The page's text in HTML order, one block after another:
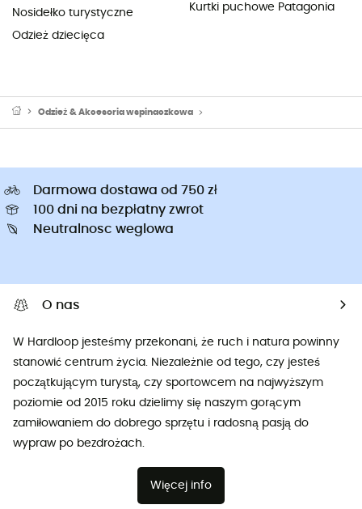
Nosidełko turystyczne
Odzież dziecięca
Kurtki puchowe Patagonia
Odzież & Akcesoria wspinaczkowa
Darmowa dostawa od 750 zł
100 dni na bezpłatny zwrot
Neutralnosc weglowa
O nas
W Hardloop jesteśmy przekonani, że ruch i natura powinny
stanowić centrum życia. Niezależnie od tego, czy jesteś
początkującym turystą, czy sportowcem na najwyższym
poziomie od 2015 roku dzielimy się naszym gorącym
zamiłowaniem do dobrego sprzętu i radosną pasją do
wypraw po bezdrożach.
Więcej info